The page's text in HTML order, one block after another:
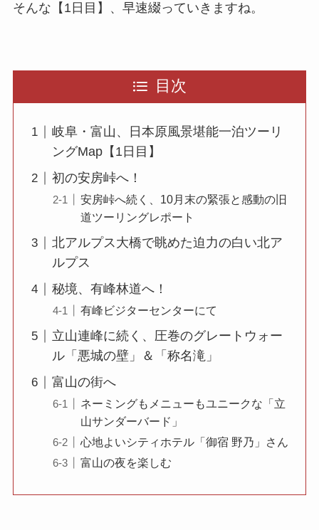
そんな【1日目】、早速綴っていきますね。
目次
岐阜・富山、日本原風景堪能一泊ツーリ
ングMap【1日目】
初の安房峠へ！
安房峠へ続く、10月末の緊張と感動の旧
道ツーリングレポート
北アルプス大橋で眺めた迫力の白い北ア
ルプス
秘境、有峰林道へ！
有峰ビジターセンターにて
立山連峰に続く、圧巻のグレートウォー
ル「悪城の壁」＆「称名滝」
富山の街へ
ネーミングもメニューもユニークな「立
山サンダーバード」
心地よいシティホテル「御宿 野乃」さん
富山の夜を楽しむ